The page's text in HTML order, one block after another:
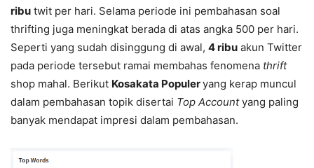
ribu twit per hari. Selama periode ini pembahasan soal
thrifting juga meningkat berada di atas angka 500 per hari.
Seperti yang sudah disinggung di awal, 4 ribu akun Twitter
pada periode tersebut ramai membahas fenomena thrift
shop mahal. Berikut Kosakata Populeryang kerap muncul
dalam pembahasan topik disertai Top Accountyang paling
banyak mendapat impresi dalam pembahasan.